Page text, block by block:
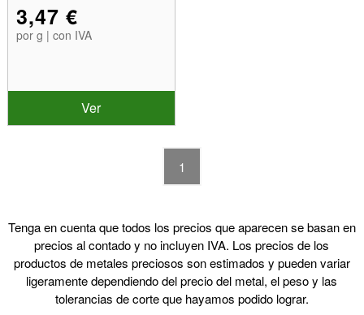
3,47 €
por g | con IVA
Ver
1
Tenga en cuenta que todos los precios que aparecen se basan en
precios al contado y no incluyen IVA. Los precios de los
productos de metales preciosos son estimados y pueden variar
ligeramente dependiendo del precio del metal, el peso y las
tolerancias de corte que hayamos podido lograr.